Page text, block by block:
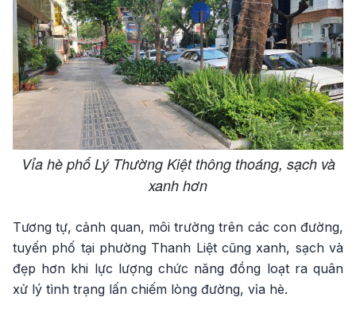
Vỉa hè phố Lý Thường Kiệt thông thoáng, sạch và
xanh hơn
Tương tự, cảnh quan, môi trường trên các con đường,
tuyến phố tại phường Thanh Liệt cũng xanh, sạch và
đẹp hơn khi lực lượng chức năng đồng loạt ra quân
xử lý tình trạng lấn chiếm lòng đường, vỉa hè.